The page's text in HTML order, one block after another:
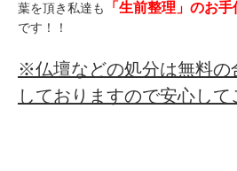
葉を頂き私達も
「生前整理」のお
です！！
※仏壇などの処分は無料の
しておりますので安心して